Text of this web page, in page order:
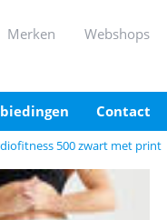
merken webshops
contact
500 zwart met print